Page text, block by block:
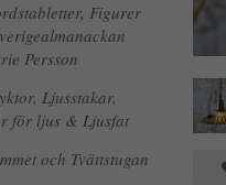
Figurer
Persson
Ljusstakar,
för ljus & Ljusfat
och Tvättstugan